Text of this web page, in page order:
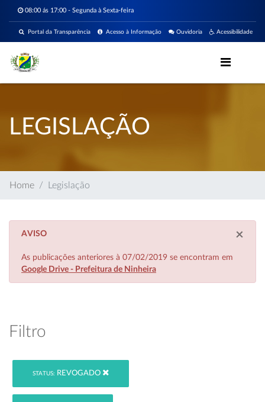
08:00 ás 17:00 - Segunda à Sexta-feira
Acessibilidade
Ouvidoria
Acesso à Informação
Portal da Transparência
LEGISLAÇÃO
Home Legislação
×
AVISO
As publicações anteriores à 07/02/2019 se encontram em
Google Drive - Prefeitura de Ninheira
Filtro
STATUS: REVOGADO